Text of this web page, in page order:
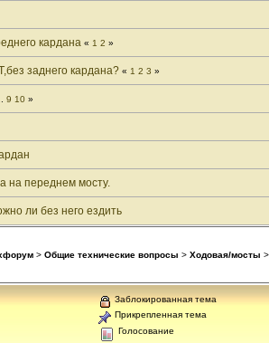
кардана « 1 2 »
заднего кардана? « 1 2 3 »
9 10 »
на переднем мосту.
ли без него ездить
> Общие технические вопросы > Ходовая/мосты >
Заблокированная тема
Прикрепленная тема
Голосование